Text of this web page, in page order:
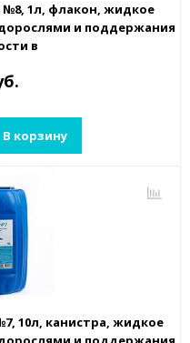
№8, 1л, флакон, жидкое
и поддержания
в
В корзину
10л, канистра, жидкое